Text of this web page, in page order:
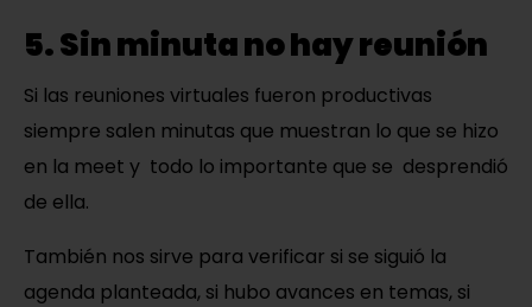
5. Sin minuta no hay reunión
Si las reuniones virtuales fueron productivas
siempre salen minutas que muestran lo que se hizo
en la meet y todo lo importante que se desprendió
de ella.
También nos sirve para verificar si se siguió la
agenda planteada, si hubo avances en temas, si